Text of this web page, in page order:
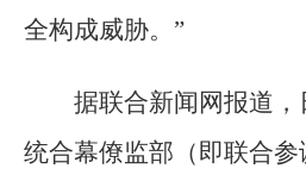
全构成威胁。”
据联合新闻网报道
统合幕僚监部（即联合参